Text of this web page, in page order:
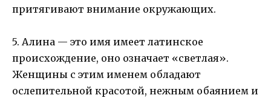
притягивают внимание окружающих.
5. Алина — это имя имеет латинское
происхождение, оно означает «светлая».
Женщины с этим именем обладают
ослепительной красотой, нежным обаянием и